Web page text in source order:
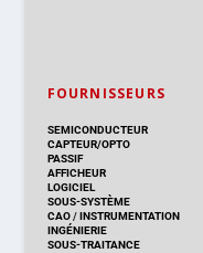
FOURNISSEURS
SEMICONDUCTEUR
CAPTEUR/OPTO
PASSIF
AFFICHEUR
LOGICIEL
SOUS-SYSTÈME
CAO/INSTRUMENTATION
INGÉNIERIE
SOUS-TRAITANCE